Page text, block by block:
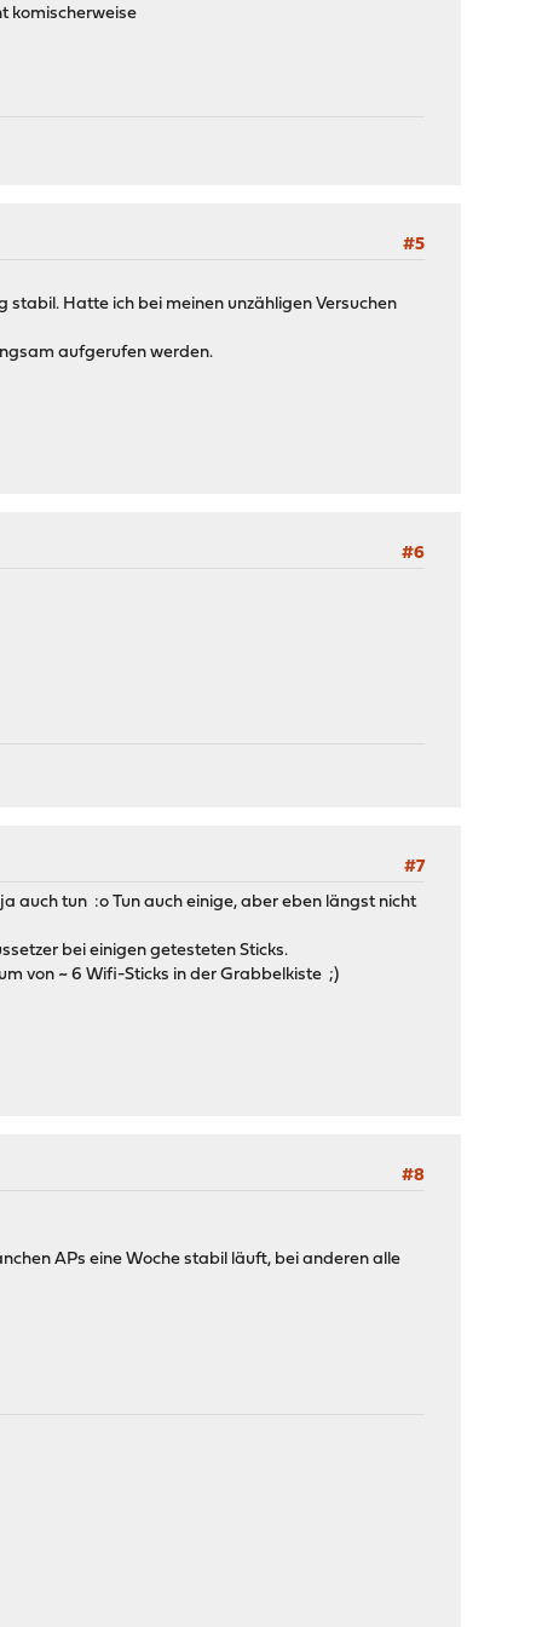
komischerweise
#5
Hatte ich bei meinen unzähligen Versuchen
aufgerufen werden.
#6
#7
auch tun :o Tun auch einige, aber eben längst nicht
bei einigen getesteten Sticks.
von ~ 6 Wifi-Sticks in der Grabbelkiste ;)
#8
APs eine Woche stabil läuft, bei anderen alle